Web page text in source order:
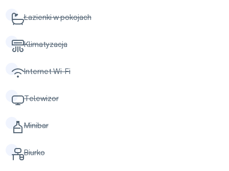
Łazienki w pokojach
Klimatyzacja
Internet Wi-Fi
Telewizor
Minibar
Biurko